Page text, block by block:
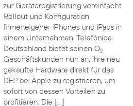
zur Geräteregistrierung vereinfacht
Rollout und Konfiguration
firmeneigener iPhones und iPads in
einem Unternehmen. Telefónica
Deutschland bietet seinen O2
Geschäftskunden nun an, ihre neu
gekaufte Hardware direkt für das
DEP bei Apple zu registrieren, um
sofort von dessen Vorteilen zu
profitieren. Die […]